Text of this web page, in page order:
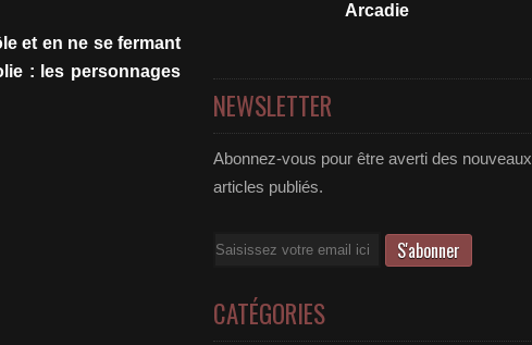
et en ne se fermant
: les personnages
Arcadie
NEWSLETTER
Abonnez-vous pour être averti des nouveaux
articles publiés.
Email
CATÉGORIES